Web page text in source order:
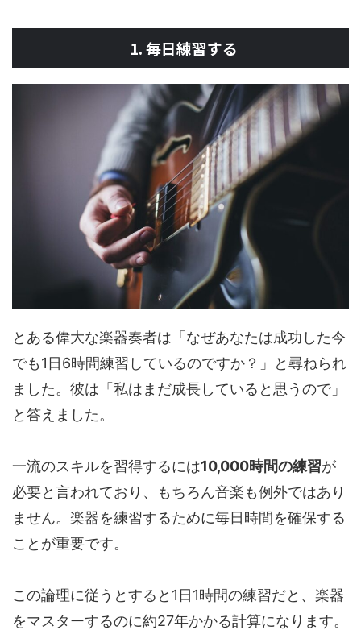
1. 毎日練習する
とある偉大な楽器奏者は「なぜあなたは成功した今
でも1日6時間練習しているのですか？」と尋ねられ
ました。彼は「私はまだ成長していると思うので」
と答えました。
一流のスキルを習得するには10,000時間の練習が
必要と言われており、もちろん音楽も例外ではあり
ません。楽器を練習するために毎日時間を確保する
ことが重要です。
この論理に従うとすると1日1時間の練習だと、楽器
をマスターするのに約27年かかる計算になります。